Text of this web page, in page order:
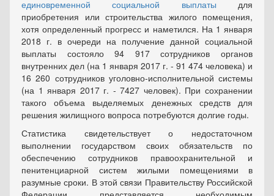
единовременной социальной выплаты для
приобретения или строительства жилого помещения,
хотя определенный прогресс и наметился. На 1 января
2018 г. в очереди на получение данной социальной
выплаты состояло 94 917 сотрудников органов
внутренних дел (на 1 января 2017 г. - 91 474 человека) и
16 260 сотрудников уголовно-исполнительной системы
(на 1 января 2017 г. - 7427 человек). При сохранении
такого объема выделяемых денежных средств для
решения жилищного вопроса потребуются долгие годы.
Статистика свидетельствует о недостаточном
выполнении государством своих обязательств по
обеспечению сотрудников правоохранительной и
пенитенциарной систем жилыми помещениями в
разумные сроки. В этой связи Правительству Российской